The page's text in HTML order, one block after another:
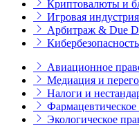
Криптовалюты и
Игровая
Арбитраж & Due
Авиационное
Медиация и
Налоги и
Экологическое